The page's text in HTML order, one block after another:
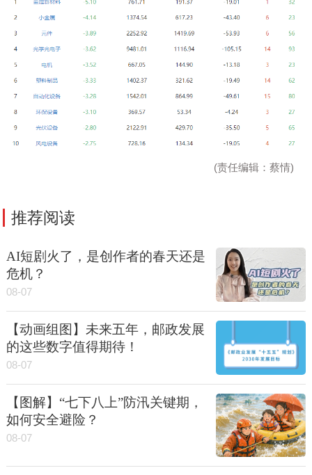
(责任编辑：蔡情)
推荐阅读
AI短剧火了，是创作者的春天还是
危机？
08-07
【动画组图】未来五年，邮政发展
的这些数字值得期待！
08-07
【图解】“七下八上”防汛关键期，
如何安全避险？
08-07